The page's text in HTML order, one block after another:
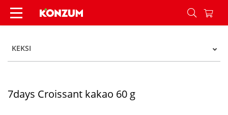
7days Croissant kakao 60 g - Konzum
KEKSI
7days Croissant kakao 60 g